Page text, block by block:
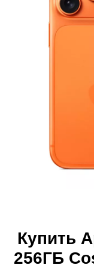
Купить
256ГБ